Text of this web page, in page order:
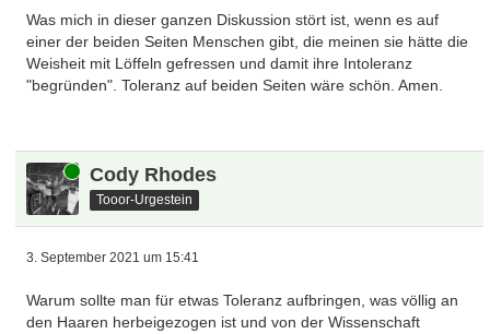
Was mich in dieser ganzen Diskussion stört ist, wenn es auf
einer der beiden Seiten Menschen gibt, die meinen sie hätte die
Weisheit mit Löffeln gefressen und damit ihre Intoleranz
"begründen". Toleranz auf beiden Seiten wäre schön. Amen.
Online Cody Rhodes
Tooor-Urgestein
3. September 2021 um 15:41
Warum sollte man für etwas Toleranz aufbringen, was völlig an
den Haaren herbeigezogen ist und von der Wissenschaft